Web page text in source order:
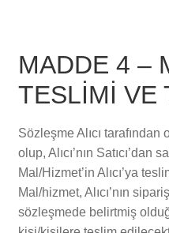
MADDE 4 –
TESLİMİ VE
Sözleşme Alıcı
olup, Alıcı’nın Satıcı’dan
Mal/Hizmet’in Alıcı’ya
Mal/hizmet, Alıcı’nın
sözleşmede belirtmiş